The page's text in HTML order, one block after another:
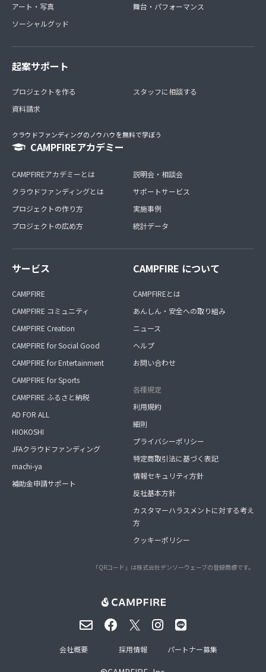
アート・写真
ソーシャルグッド
舞台・パフォーマンス
起案サポート
プロジェクトを作る
資料請求
スタッフに相談する
クラウドファンディングのノウハウを無料で学ぼう
CAMPFIREアカデミー
CAMPFIREアカデミーとは
クラウドファンディングとは
プロジェクトの作り方
プロジェクトの広め方
説明会・相談会
サポートサービス
実施事例
統計データ
サービス
CAMPFIRE
CAMPFIRE コミュニティ
CAMPFIRE Creation
CAMPFIRE for Social Good
CAMPFIRE for Entertainment
CAMPFIRE for Sports
CAMPFIRE ふるさと納税
AD FOR ALL
HIOKOSHI
JFAクラウドファンディング
machi-ya
補助金申請サポート
CAMPFIRE について
CAMPFIREとは
あんしん・安全への取り組み
ニュース
ヘルプ
お問い合わせ
各種規定
利用規約
細則
プライバシーポリシー
特定商取引法に基づく表記
情報セキュリティ方針
反社基本方針
カスタマーハラスメントに対する考え
方
クッキーポリシー
「QRコード」は株式会社デンソーウェーブの登録商標です。
会社概要 採用情報 パートナー募集